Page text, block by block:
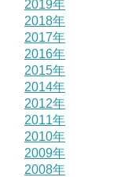
2019年
2018年
2017年
2016年
2015年
2014年
2012年
2011年
2010年
2009年
2008年